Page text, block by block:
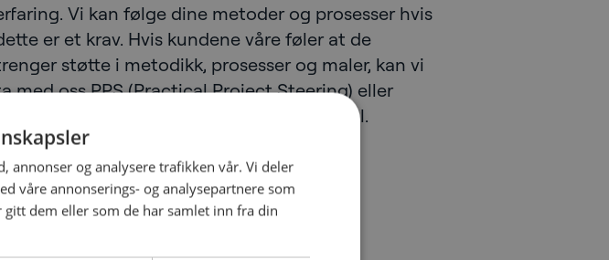
Vi kan følge dine metoder og prosesser hvis
er et krav. Hvis kundene våre føler at de
støtte i metodikk, prosesser og maler, kan vi
med oss PPS (Practical Project Steering) eller
PRINCE2, samt vår iterative utviklingsmodell.
annonser og analysere trafikken vår. Vi deler
våre annonserings- og analysepartnere som
dem eller som de har samlet inn fra din